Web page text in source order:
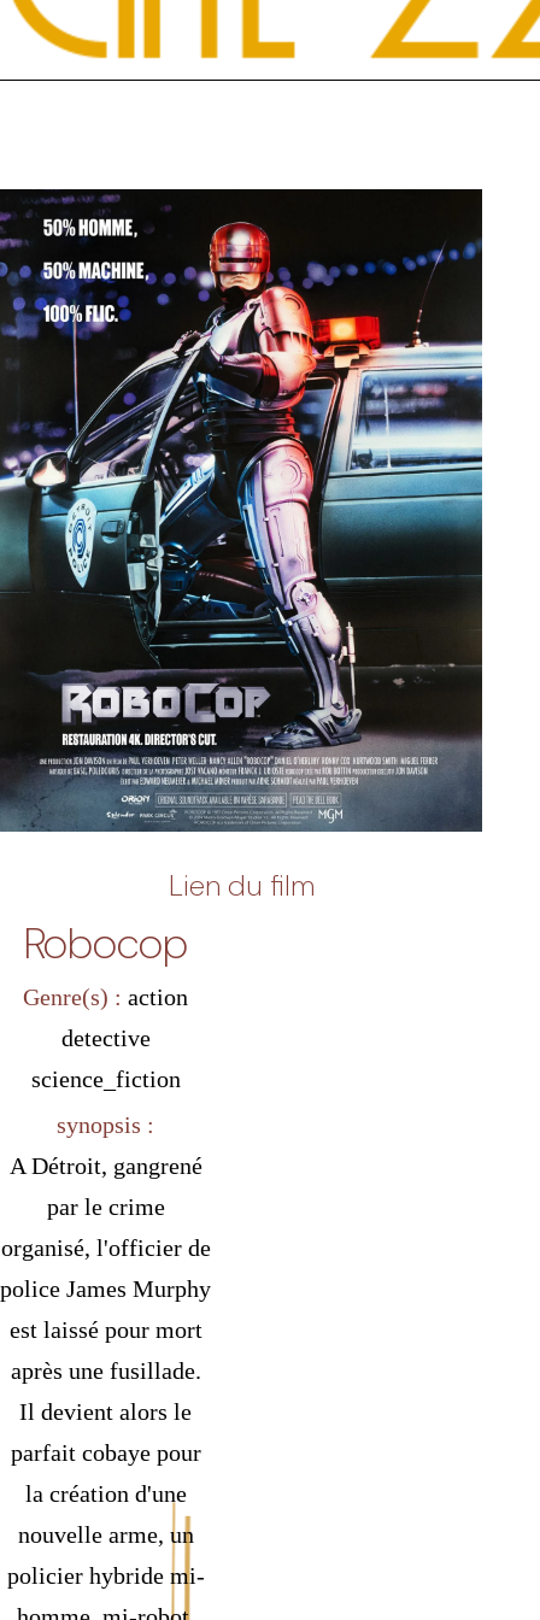
Lien du film
Robocop
Genre(s) :action
detective
science_fiction
synopsis :
A Détroit, gangrené
par le crime
organisé, l'officier de
police James Murphy
est laissé pour mort
après une fusillade.
Il devient alors le
parfait cobaye pour
la création d'une
nouvelle arme, un
policier hybride mi-